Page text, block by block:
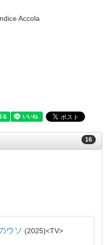
Accola
16
ウソ 2025 TV